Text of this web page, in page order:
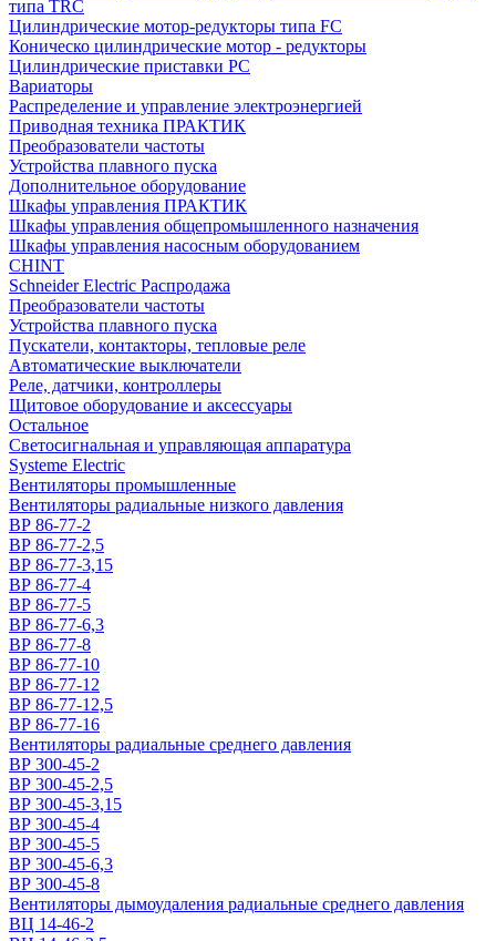
типа TRC
Цилиндрические мотор-редукторы типа FC
Коническо цилиндрические мотор - редукторы
Цилиндрические приставки PC
Вариаторы
Распределение и управление электроэнергией
Приводная техника ПРАКТИК
Преобразователи частоты
Устройства плавного пуска
Дополнительное оборудование
Шкафы управления ПРАКТИК
Шкафы управления общепромышленного назначения
Шкафы управления насосным оборудованием
CHINT
Schneider Electric Распродажа
Преобразователи частоты
Устройства плавного пуска
Пускатели, контакторы, тепловые реле
Автоматические выключатели
Реле, датчики, контроллеры
Щитовое оборудование и аксессуары
Остальное
Светосигнальная и управляющая аппаратура
Systeme Electric
Вентиляторы промышленные
Вентиляторы радиальные низкого давления
ВР 86-77-2
ВР 86-77-2,5
ВР 86-77-3,15
ВР 86-77-4
ВР 86-77-5
ВР 86-77-6,3
ВР 86-77-8
ВР 86-77-10
ВР 86-77-12
ВР 86-77-12,5
ВР 86-77-16
Вентиляторы радиальные среднего давления
ВР 300-45-2
ВР 300-45-2,5
ВР 300-45-3,15
ВР 300-45-4
ВР 300-45-5
ВР 300-45-6,3
ВР 300-45-8
Вентиляторы дымоудаления радиальные среднего давления
ВЦ 14-46-2